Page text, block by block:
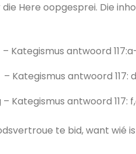
Here oopgesprei. Die
Kategismus antwoord
antwoord 117:
Kategismus antwoord 117:
te bid, want wié